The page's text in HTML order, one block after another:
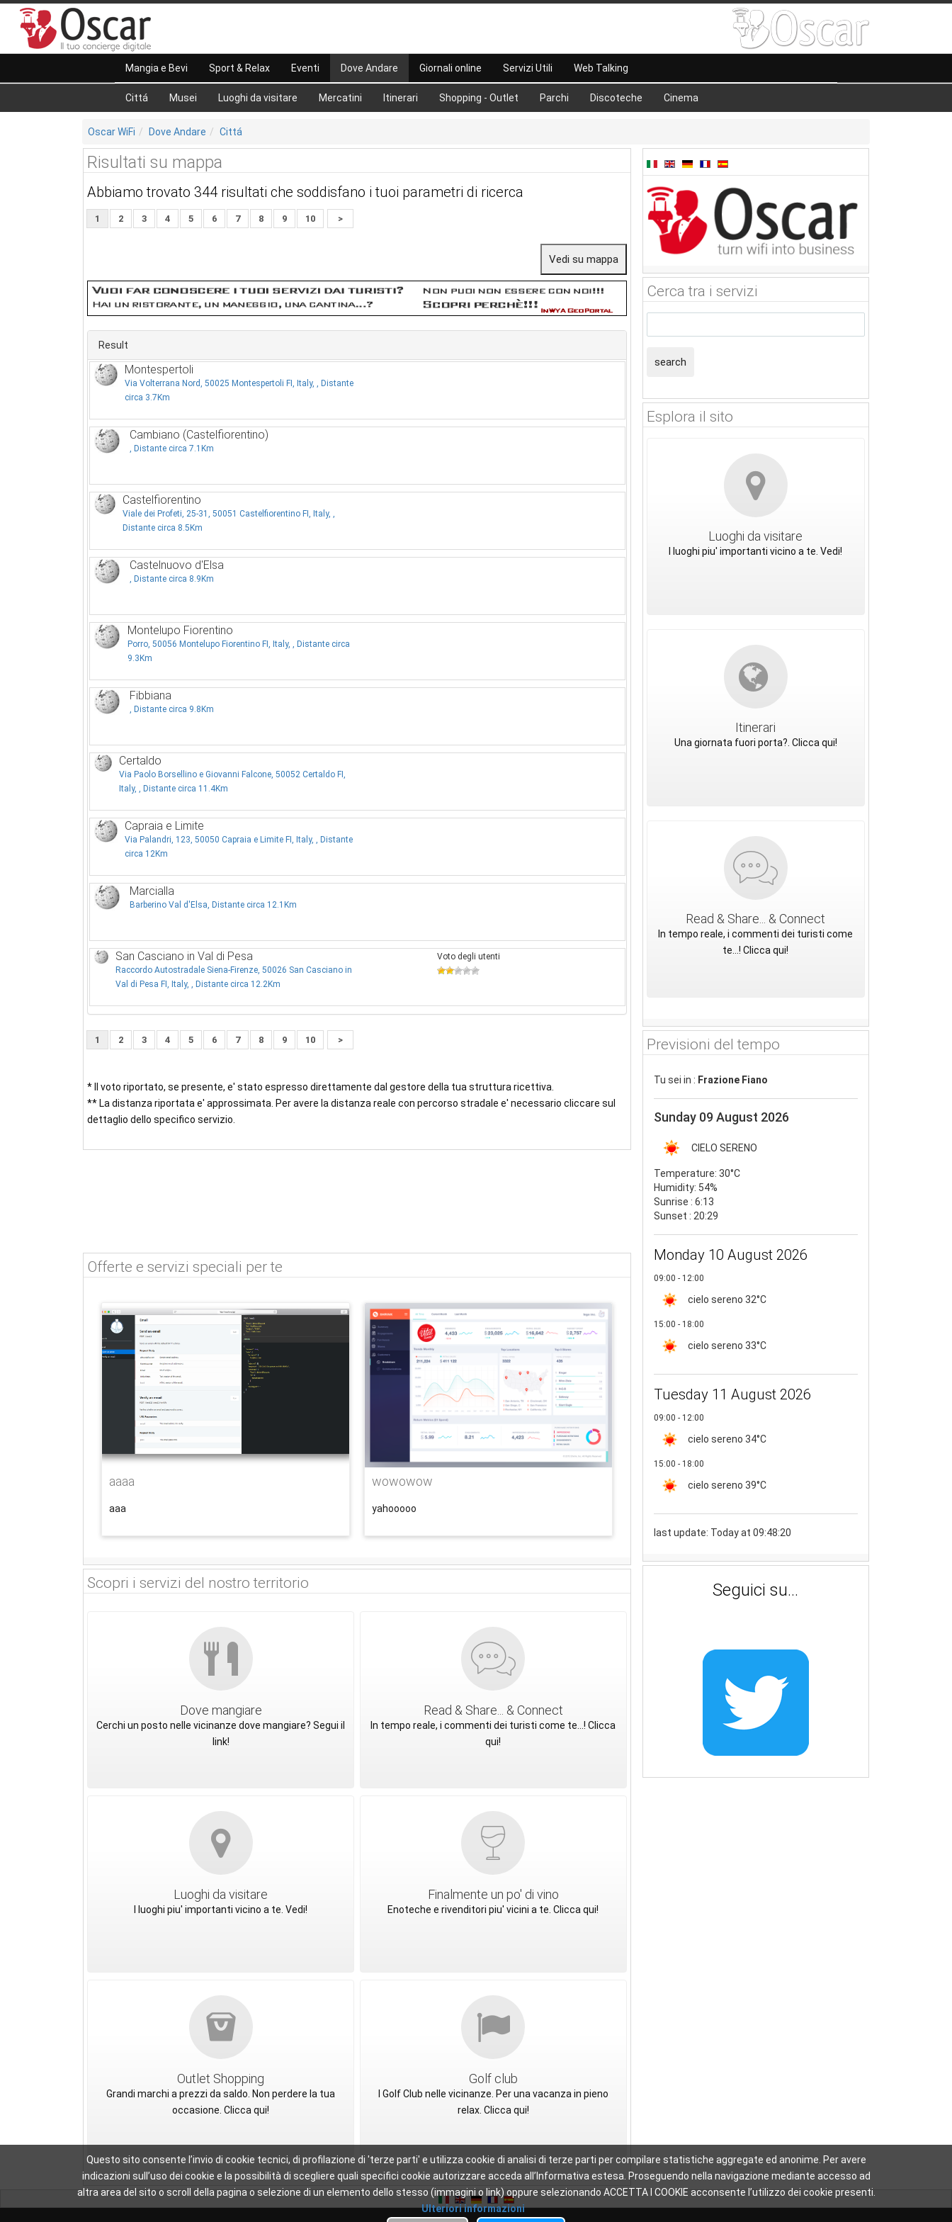
Mangia e Bevi Sport & Relax Eventi Dove Andare
Cittá Musei Luoghi da visitare Mercatini Itinerari Shopping - Outlet Parchi Discoteche Cinema
Giornali online Servizi Utili Web Talking
Oscar WiFi Dove Andare Cittá
Risultati su mappa
Abbiamo trovato 344 risultati che soddisfano i tuoi parametri di ricerca
1 2 3 4 5 6 7 8 9 10 >
Result
Montespertoli
Via Volterrana Nord, 50025 Montespertoli FI, Italy, , Distante
circa 3.7Km
Cambiano (Castelfiorentino)
, Distante circa 7.1Km
Castelfiorentino
Viale dei Profeti, 25-31, 50051 Castelfiorentino FI, Italy, ,
Distante circa 8.5Km
Castelnuovo d'Elsa
, Distante circa 8.9Km
Montelupo Fiorentino
Porro, 50056 Montelupo Fiorentino FI, Italy, , Distante circa
9.3Km
Fibbiana
, Distante circa 9.8Km
Certaldo
Via Paolo Borsellino e Giovanni Falcone, 50052 Certaldo FI,
Italy, , Distante circa 11.4Km
Capraia e Limite
Via Palandri, 123, 50050 Capraia e Limite FI, Italy, , Distante
circa 12Km
Marcialla
Barberino Val d'Elsa, Distante circa 12.1Km
San Casciano in Val di Pesa
Raccordo Autostradale Siena-Firenze, 50026 San Casciano in
Val di Pesa FI, Italy, , Distante circa 12.2Km
Voto degli utenti
1 2 3 4 5 6 7 8 9 10 >
* Il voto riportato, se presente, e' stato espresso direttamente dal gestore della tua struttura ricettiva.
** La distanza riportata e' approssimata. Per avere la distanza reale con percorso stradale e' necessario cliccare sul
dettaglio dello specifico servizio.
Offerte e servizi speciali per te
aaaa
aaa
wowowow
yahooooo
Scopri i servizi del nostro territorio
Dove mangiare
Cerchi un posto nelle vicinanze dove mangiare? Segui il
link!
Read & Share... & Connect
In tempo reale, i commenti dei turisti come te...! Clicca
qui!
Luoghi da visitare
I luoghi piu' importanti vicino a te. Vedi!
Finalmente un po' di vino
Enoteche e rivenditori piu' vicini a te. Clicca qui!
Outlet Shopping
Grandi marchi a prezzi da saldo. Non perdere la tua
occasione. Clicca qui!
Golf club
I Golf Club nelle vicinanze. Per una vacanza in pieno
relax. Clicca qui!
Cerca tra i servizi
search
Esplora il sito
Luoghi da visitare
I luoghi piu' importanti vicino a te. Vedi!
Itinerari
Una giornata fuori porta?. Clicca qui!
Read & Share... & Connect
In tempo reale, i commenti dei turisti come
te...! Clicca qui!
Previsioni del tempo
Tu sei in : Frazione Fiano
Sunday 09 August 2026
CIELO SERENO
Temperature: 30°C
Humidity: 54%
Sunrise : 6:13
Sunset : 20:29
Monday 10 August 2026
09:00 - 12:00
cielo sereno 32°C
15:00 - 18:00
cielo sereno 33°C
Tuesday 11 August 2026
09:00 - 12:00
cielo sereno 34°C
15:00 - 18:00
cielo sereno 39°C
last update: Today at 09:48:20
Seguici su...
Questo sito consente l’invio di cookie tecnici, di profilazione di 'terze parti' e utilizza cookie di analisi di terze parti per compilare statistiche aggregate ed anonime. Per avere
indicazioni sull’uso dei cookie e la possibilità di scegliere quali specifici cookie autorizzare acceda all’Informativa estesa. Proseguendo nella navigazione mediante accesso ad
altra area del sito o scroll della pagina o selezione di un elemento dello stesso (immagini o link) oppure selezionando ACCETTA I COOKIE acconsente l’utilizzo dei cookie presenti.
Ulteriori informazioni